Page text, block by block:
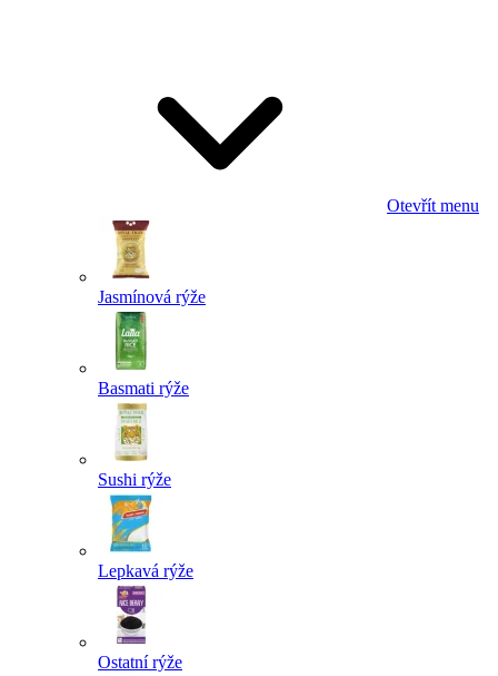
Otevřít menu
Jasmínová rýže
Basmati rýže
Sushi rýže
Lepkavá rýže
Ostatní rýže